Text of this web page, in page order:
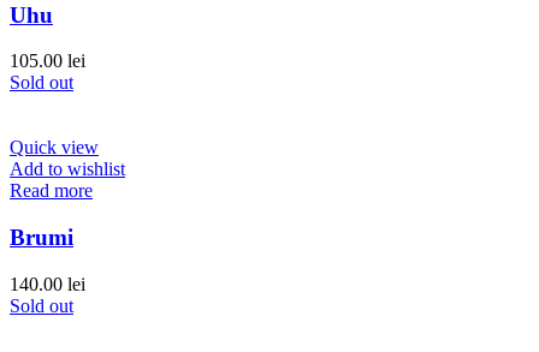
Uhu
105.00 lei
Sold out
Quick view
Add to wishlist
Read more
Brumi
140.00 lei
Sold out